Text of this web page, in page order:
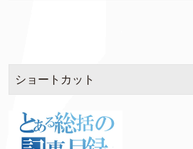
ショートカット